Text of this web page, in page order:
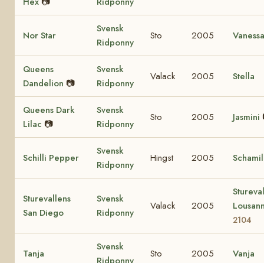
Nor Star
Svensk
Ridponny
Sto 2005 Vanessa
Queens
Dandelion 📷
Svensk
Ridponny
Valack 2005 Stella
Queens Dark
Lilac 📷
Svensk
Ridponny
Sto 2005 Jasmini
Schilli Pepper
Svensk
Ridponny
Hingst 2005
Sturevallens
San Diego
Svensk
Ridponny
Valack 2005
2104
Tanja
Svensk
Ridponny
Sto 2005 Vanja